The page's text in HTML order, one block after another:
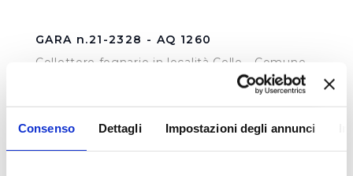
Consenso Dettagli Impostazioni degli annunci
GARA n.21-2328 - AQ 1260
Collettore fognario in località Celle - Comune
di Dicomano (FI) - Accordo Quadro n. 39/6642